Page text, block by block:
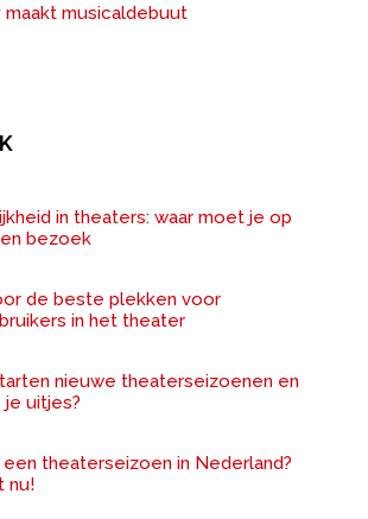
maakt musicaldebuut
in theaters: waar moet je op
bezoek
de beste plekken voor
in het theater
nieuwe theaterseizoenen en
je uitjes?
theaterseizoen in Nederland?
nu!